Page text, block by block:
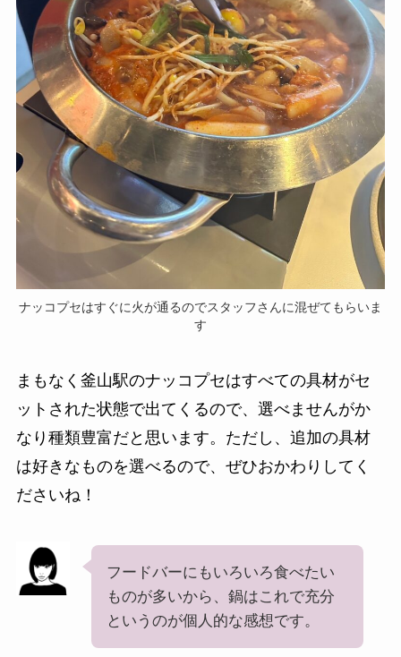
ナッコプセはすぐに火が通るのでスタッフさんに混ぜてもらいま
す
まもなく釜山駅のナッコプセはすべての具材がセ
ットされた状態で出てくるので、選べませんがか
なり種類豊富だと思います。ただし、追加の具材
は好きなものを選べるので、ぜひおかわりしてく
ださいね！
フードバーにもいろいろ食べたい
ものが多いから、鍋はこれで充分
というのが個人的な感想です。